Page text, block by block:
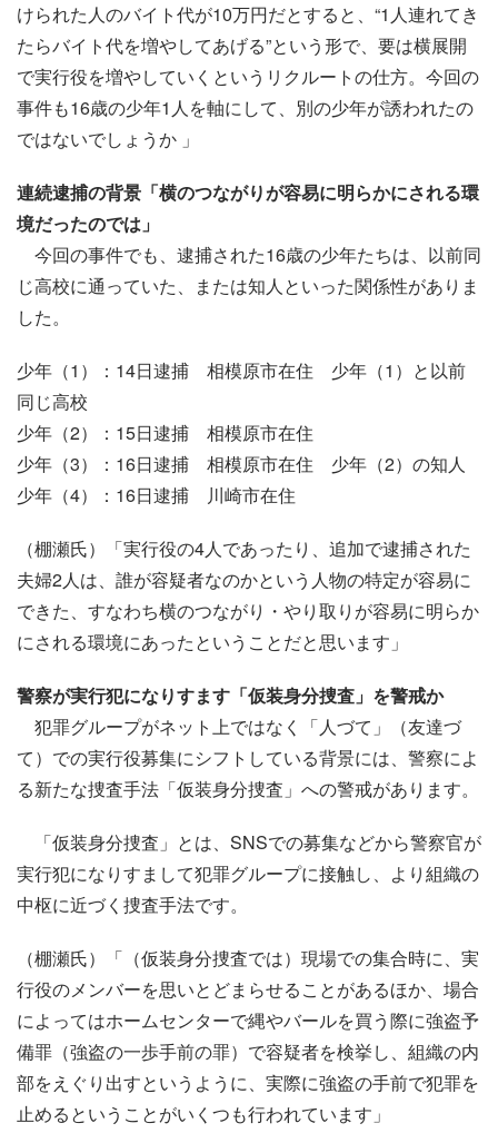
けられた人のバイト代が10万円だとすると、“1人連れてき
たらバイト代を増やしてあげる”という形で、要は横展開
で実行役を増やしていくというリクルートの仕方。今回の
事件も16歳の少年1人を軸にして、別の少年が誘われたの
ではないでしょうか 」
連続逮捕の背景「横のつながりが容易に明らかにされる環
境だったのでは」
今回の事件でも、逮捕された16歳の少年たちは、以前同
じ高校に通っていた、または知人といった関係性がありま
した。
少年（1）：14日逮捕 相模原市在住 少年（1）と以前
同じ高校
少年（2）：15日逮捕 相模原市在住
少年（3）：16日逮捕 相模原市在住 少年（2）の知人
少年（4）：16日逮捕 川崎市在住
（棚瀬氏）「実行役の4人であったり、追加で逮捕された
夫婦2人は、誰が容疑者なのかという人物の特定が容易に
できた、すなわち横のつながり・やり取りが容易に明らか
にされる環境にあったということだと思います」
警察が実行犯になりすます「仮装身分捜査」を警戒か
犯罪グループがネット上ではなく「人づて」（友達づ
て）での実行役募集にシフトしている背景には、警察によ
る新たな捜査手法「仮装身分捜査」への警戒があります。
「仮装身分捜査」とは、SNSでの募集などから警察官が
実行犯になりすまして犯罪グループに接触し、より組織の
中枢に近づく捜査手法です。
（棚瀬氏）「（仮装身分捜査では）現場での集合時に、実
行役のメンバーを思いとどまらせることがあるほか、場合
によってはホームセンターで縄やバールを買う際に強盗予
備罪（強盗の一歩手前の罪）で容疑者を検挙し、組織の内
部をえぐり出すというように、実際に強盗の手前で犯罪を
止めるということがいくつも行われています」